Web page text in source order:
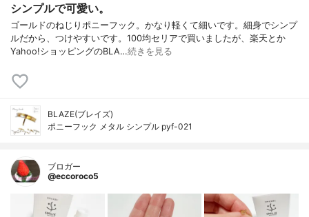
シンプルで可愛い。
ゴールドのねじりポニーフック。かなり軽くて細いです。細身でシンプ
ルだから、つけやすいです。100均セリアで買いましたが、楽天とか
Yahoo!ショッピングのBLA…続きを見る
BLAZE(ブレイズ)
ポニーフック メタル シンプル pyf-021
ブロガー
@eccoroco5